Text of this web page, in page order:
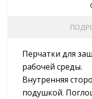
Перчатки для
рабочей среды.
Внутренняя
подушкой.